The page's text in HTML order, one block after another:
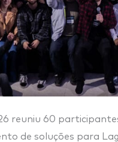
reuniu 60
de soluções para